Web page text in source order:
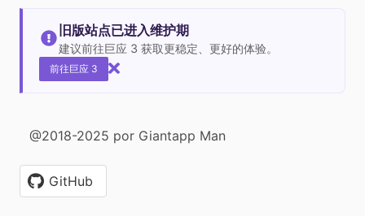
旧版站点已进入维护期
建议前往巨应 3 获取更稳定、更好的体验。
前往巨应 3
@2018-2025 por Giantapp Man
GitHub